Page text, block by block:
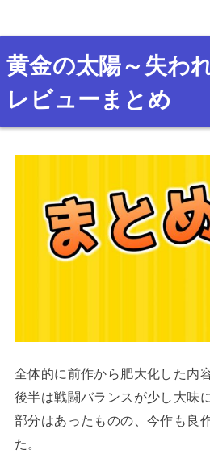
黄金の太陽～失わ
レビューまとめ
全体的に前作から肥大化した内
後半は戦闘バランスが少し大味
部分はあったものの、今作も良
た。